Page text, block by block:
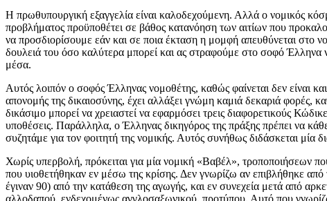
Η πρωθυπουργική εξαγγελία είναι καλοδεχούμενη. Αλλά ο νομικός
προβλήματος προϋποθέτει σε βάθος κατανόηση των αιτίων που
να προσδιορίσουμε εάν και σε ποια έκταση η μομφή απευθύνεται στο
δουλειά του όσο καλύτερα μπορεί και ας στραφούμε στο σοφό Έλληνα
μέσα.
Αυτός λοιπόν ο σοφός Έλληνας νομοθέτης, καθώς φαίνεται δεν είναι
απονομής της δικαιοσύνης, έχει αλλάξει γνώμη καμιά δεκαριά φορές,
δικάσιμο μπορεί να χρειαστεί να εφαρμόσει τρεις διαφορετικούς
υποθέσεις. Παράλληλα, ο Έλληνας δικηγόρος της πράξης πρέπει να
συζητάμε για τον φοιτητή της νομικής. Αυτός συνήθως διδάσκεται μία
Χωρίς υπερβολή, πρόκειται για μία νομική «Βαβέλ», τροποποιήσεων
που υιοθετήθηκαν εν μέσω της κρίσης. Δεν γνωρίζω αν επιβλήθηκε
έγιναν 90) από την κατάθεση της αγωγής, και εν συνεχεία μετά από